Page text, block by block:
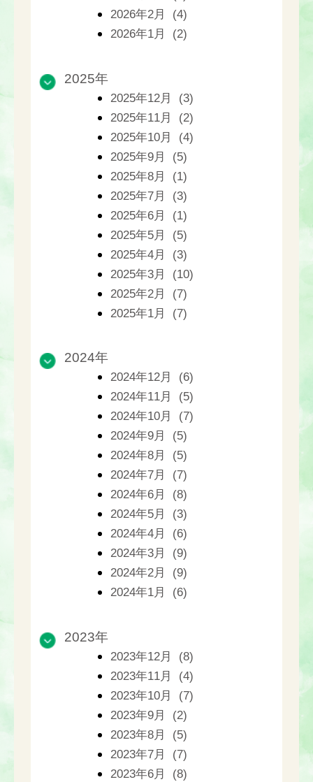
2026年2月 (4)
2026年1月 (2)
2025年
2025年12月 (3)
2025年11月 (2)
2025年10月 (4)
2025年9月 (5)
2025年8月 (1)
2025年7月 (3)
2025年6月 (1)
2025年5月 (5)
2025年4月 (3)
2025年3月 (10)
2025年2月 (7)
2025年1月 (7)
2024年
2024年12月 (6)
2024年11月 (5)
2024年10月 (7)
2024年9月 (5)
2024年8月 (5)
2024年7月 (7)
2024年6月 (8)
2024年5月 (3)
2024年4月 (6)
2024年3月 (9)
2024年2月 (9)
2024年1月 (6)
2023年
2023年12月 (8)
2023年11月 (4)
2023年10月 (7)
2023年9月 (2)
2023年8月 (5)
2023年7月 (7)
2023年6月 (8)